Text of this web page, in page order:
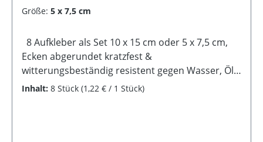
Größe: 5 x 7,5 cm
Ecken abgerundet kratzfest &
witterungsbeständig resistent gegen Wasser, Öl,
Reinigungsmittel selbstklebende Rückseite
Inhalt: 8 Stück (1,22 € / 1 Stück)